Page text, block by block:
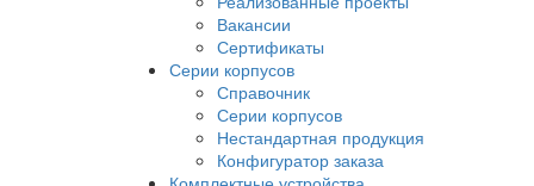
Вакансии
Сертификаты
Серии корпусов
Справочник
Серии корпусов
Нестандартная продукция
Конфигуратор заказа